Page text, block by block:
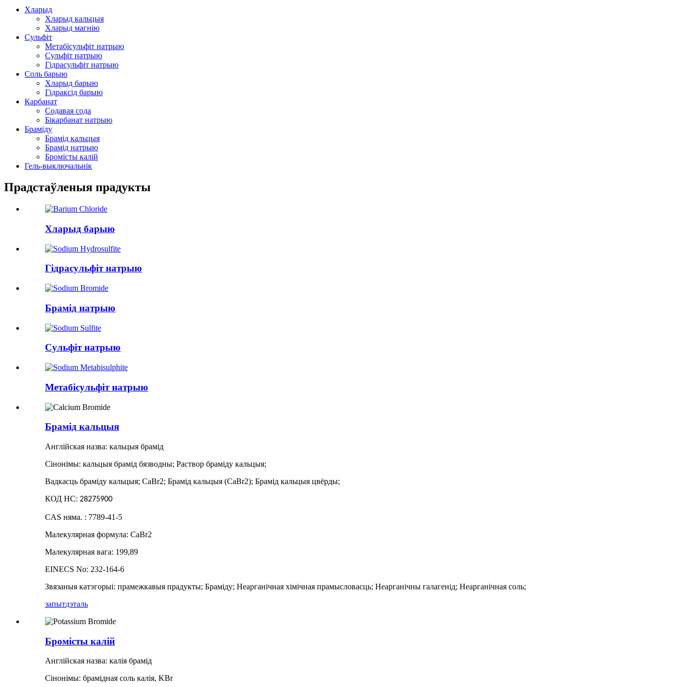
Хларыд
Хларыд кальцыя
Хларыд магнію
Сульфіт
Метабісульфіт натрыю
Сульфіт натрыю
Гідрасульфіт натрыю
Соль барыю
Хларыд барыю
Гідраксід барыю
Карбанат
Содавая сода
Бікарбанат натрыю
Браміду
Брамід кальцыя
Брамід натрыю
Бромісты калій
Гель-выключальнік
Прадстаўленыя прадукты
Хларыд барыю
Гідрасульфіт натрыю
Брамід натрыю
Сульфіт натрыю
Метабісульфіт натрыю
Брамід кальцыя
Англійская назва: кальцыя брамід
Сінонімы: кальцыя брамід бязводны; Раствор браміду кальцыя;
Вадкасць браміду кальцыя; CaBr2; Брамід кальцыя (CaBr2); Брамід кальцыя цвёрды;
КОД НС: 28275900
CAS няма. : 7789-41-5
Малекулярная формула: CaBr2
Малекулярная вага: 199,89
EINECS No: 232-164-6
Звязаныя катэгорыі: прамежкавыя прадукты; Браміду; Неарганічная хімічная прамысловасць; Неарганічны галагенід; Неарганічная соль;
запытдэталь
Бромісты калій
Англійская назва: калія брамід
Сінонімы: брамідная соль калія, KBr